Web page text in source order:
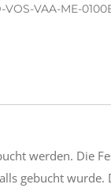
VOS-VAA-ME-
werden. Die
gebucht wurde.